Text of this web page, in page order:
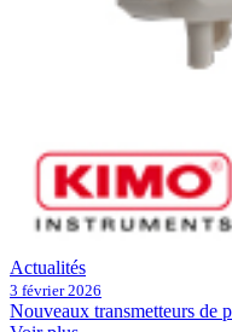
Actualités
3 février 2026
Nouveaux transmetteurs de